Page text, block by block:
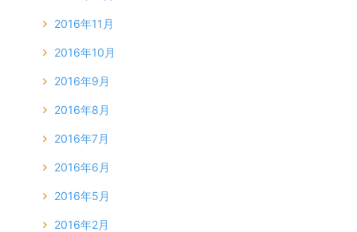
2016年11月
2016年10月
2016年9月
2016年8月
2016年7月
2016年6月
2016年5月
2016年2月